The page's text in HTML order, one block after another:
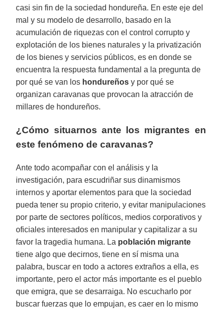
casi sin fin de la sociedad hondureña. En este eje del
mal y su modelo de desarrollo, basado en la
acumulación de riquezas con el control corrupto y
explotación de los bienes naturales y la privatización
de los bienes y servicios públicos, es en donde se
encuentra la respuesta fundamental a la pregunta de
por qué se van los hondureños y por qué se
organizan caravanas que provocan la atracción de
millares de hondureños.
¿Cómo situarnos ante los migrantes en
este fenómeno de caravanas?
Ante todo acompañar con el análisis y la
investigación, para escudriñar sus dinamismos
internos y aportar elementos para que la sociedad
pueda tener su propio criterio, y evitar manipulaciones
por parte de sectores políticos, medios corporativos y
oficiales interesados en manipular y capitalizar a su
favor la tragedia humana. La población migrante
tiene algo que decirnos, tiene en sí misma una
palabra, buscar en todo a actores extraños a ella, es
importante, pero el actor más importante es el pueblo
que emigra, que se desarraiga. No escucharlo por
buscar fuerzas que lo empujan, es caer en lo mismo